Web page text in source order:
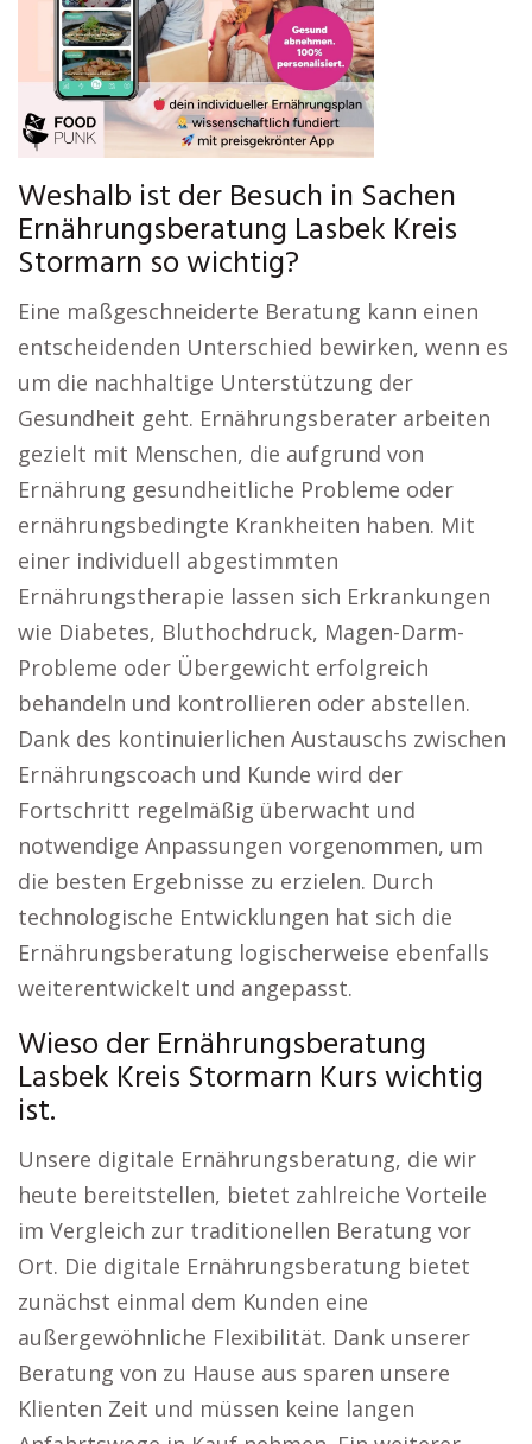
Weshalb ist der Besuch in Sachen
Ernährungsberatung Lasbek Kreis
Stormarn so wichtig?
Eine maßgeschneiderte Beratung kann einen
entscheidenden Unterschied bewirken, wenn es
um die nachhaltige Unterstützung der
Gesundheit geht. Ernährungsberater arbeiten
gezielt mit Menschen, die aufgrund von
Ernährung gesundheitliche Probleme oder
ernährungsbedingte Krankheiten haben. Mit
einer individuell abgestimmten
Ernährungstherapie lassen sich Erkrankungen
wie Diabetes, Bluthochdruck, Magen-Darm-
Probleme oder Übergewicht erfolgreich
behandeln und kontrollieren oder abstellen.
Dank des kontinuierlichen Austauschs zwischen
Ernährungscoach und Kunde wird der
Fortschritt regelmäßig überwacht und
notwendige Anpassungen vorgenommen, um
die besten Ergebnisse zu erzielen. Durch
technologische Entwicklungen hat sich die
Ernährungsberatung logischerweise ebenfalls
weiterentwickelt und angepasst.
Wieso der Ernährungsberatung
Lasbek Kreis Stormarn Kurs wichtig
ist.
Unsere digitale Ernährungsberatung, die wir
heute bereitstellen, bietet zahlreiche Vorteile
im Vergleich zur traditionellen Beratung vor
Ort. Die digitale Ernährungsberatung bietet
zunächst einmal dem Kunden eine
außergewöhnliche Flexibilität. Dank unserer
Beratung von zu Hause aus sparen unsere
Klienten Zeit und müssen keine langen